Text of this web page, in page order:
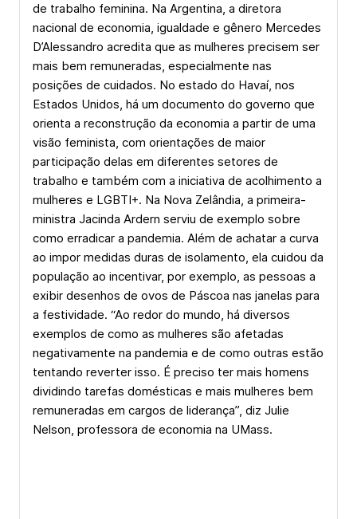
de trabalho feminina. Na Argentina, a diretora
nacional de economia, igualdade e gênero Mercedes
D’Alessandro acredita que as mulheres precisem ser
mais bem remuneradas, especialmente nas
posições de cuidados. No estado do Havaí, nos
Estados Unidos, há um documento do governo que
orienta a reconstrução da economia a partir de uma
visão feminista, com orientações de maior
participação delas em diferentes setores de
trabalho e também com a iniciativa de acolhimento a
mulheres e ­LGBTI+. Na Nova Zelândia, a primeira-
ministra Jacinda Ardern serviu de exemplo sobre
como erradicar a pandemia. Além de achatar a curva
ao impor medidas duras de isolamento, ela cuidou da
população ao incentivar, por exemplo, as pessoas a
exibir desenhos de ovos de Páscoa nas janelas para
a festividade. “Ao redor do mundo, há diversos
exemplos de como as mulheres são afetadas
negativamente na pandemia e de como outras estão
tentando reverter isso. É preciso ter mais homens
dividindo tarefas domésticas e mais mulheres bem
remuneradas em cargos de liderança”, diz Julie
Nelson, professora de economia na UMass.